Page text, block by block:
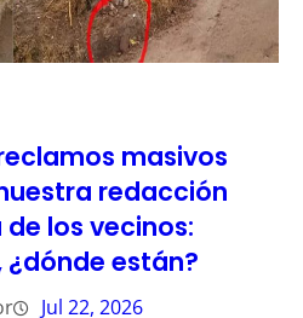
masivos
redacción
los vecinos:
están?
Jul 22, 2026